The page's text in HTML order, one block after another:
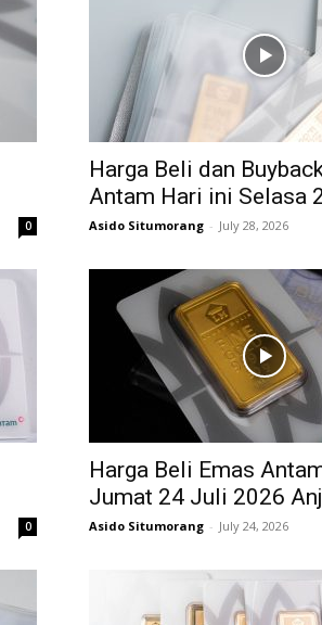
0
Harga Beli dan
Antam Hari ini Selasa
Asido Situmorang - July 28, 2026
0
Harga Beli Emas
Jumat 24 Juli 2026
Asido Situmorang - July 24, 2026